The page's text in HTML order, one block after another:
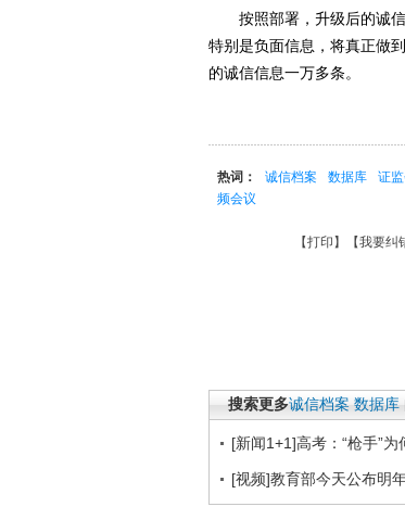
按照部署，升级后的诚信
特别是负面信息，将真正做
的诚信信息一万多条。
热词： 诚信档案 数据库 证
频会议
【打印 】【我要纠
搜索更多诚信档案 数据库
[新闻1+1]高考：“枪手”为
[视频]教育部今天公布明